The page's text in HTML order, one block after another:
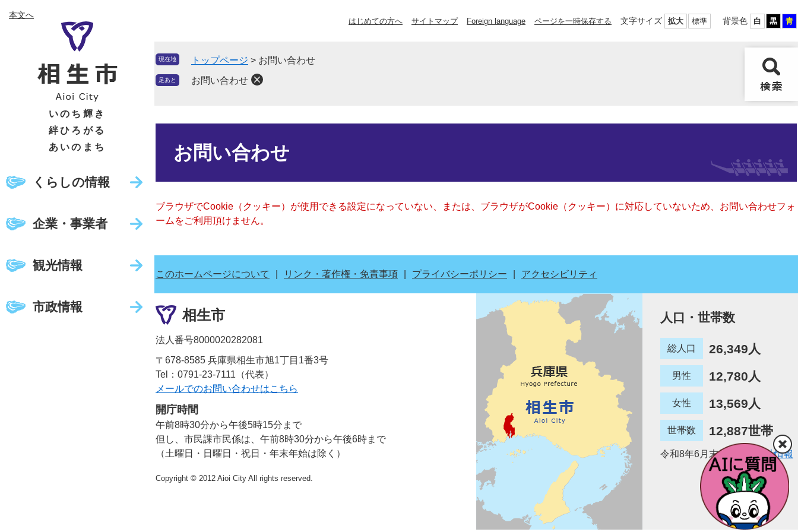
ー
ニ
本文へ
いのち輝き
絆ひろがる
あいのまち
くらしの情報
企業・事業者
観光情報
市政情報
はじめての方へ サイトマップ Foreign language ページを一時保存する 文字サイズ 拡大 標準 背景色 白 黒 青
現在地 トップページ > お問い合わせ
足あと お問い合わせ
お問い合わせ
ブラウザでCookie（クッキー）が使用できる設定になっていない、または、ブラウザがCookie（クッキー）に対応していないため、お問い合わせフォ
ームをご利用頂けません。
このホームページについて リンク・著作権・免責事項 プライバシーポリシー アクセシビリティ
相生市
法人番号8000020282081
〒678-8585 兵庫県相生市旭1丁目1番3号
Tel：0791-23-7111（代表）
メールでのお問い合わせはこちら
開庁時間
午前8時30分から午後5時15分まで
但し、市民課市民係は、午前8時30分から午後6時まで
（土曜日・日曜日・祝日・年末年始は除く）
Copyright © 2012 Aioi City All rights reserved.
人口・世帯数
総人口 26,349人
男性 12,780人
女性 13,569人
世帯数 12,887世帯
令和8年6月末日現在 統計情報